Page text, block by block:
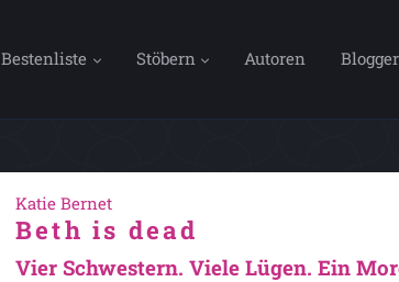
Bestenliste Stöbern Autoren Blogger
Katie Bernet
Beth is dead
Vier Schwestern. Viele Lügen. Ein